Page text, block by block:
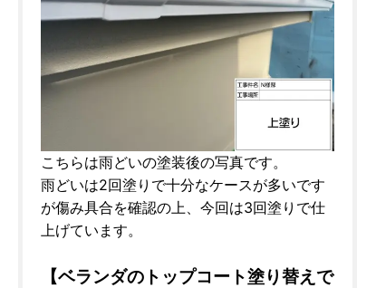
こちらは雨どいの塗装後の写真です。
雨どいは2回塗りで十分なケースが多いです
が傷み具合を確認の上、今回は3回塗りで仕
上げています。
【ベランダのトップコート塗り替えで